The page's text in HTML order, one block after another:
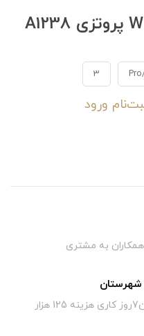
3
ورود
به مشتری
شهرستان
تهران 72ساعت ؛ شهرستان7روز کاری هزینه 125 هزار